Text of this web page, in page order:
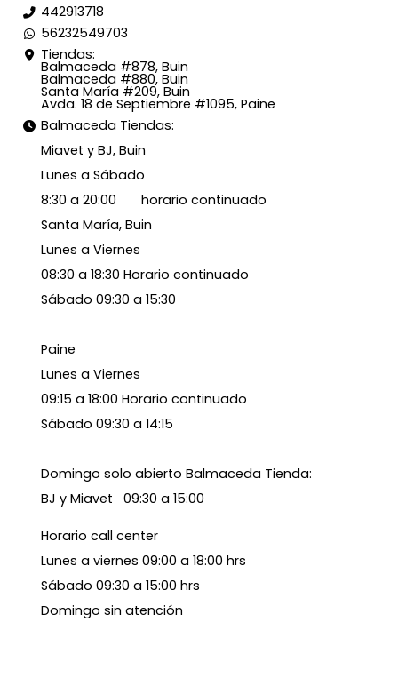
442913718
56232549703
Tiendas:
Balmaceda #878, Buin
Balmaceda #880, Buin
Santa María #209, Buin
Avda. 18 de Septiembre #1095, Paine
Balmaceda Tiendas:
Miavet y BJ, Buin
Lunes a Sábado
8:30 a 20:00 horario continuado
Santa María, Buin
Lunes a Viernes
08:30 a 18:30 Horario continuado
Sábado 09:30 a 15:30
Paine
Lunes a Viernes
09:15 a 18:00 Horario continuado
Sábado 09:30 a 14:15
Domingo solo abierto Balmaceda Tienda:
BJ y Miavet 09:30 a 15:00
Horario call center
Lunes a viernes 09:00 a 18:00 hrs
Sábado 09:30 a 15:00 hrs
Domingo sin atención